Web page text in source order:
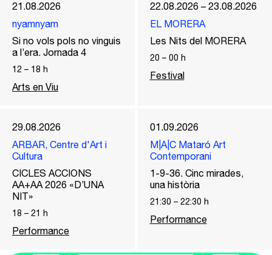
21.08.2026
nyamnyam
Si no vols pols no vinguis
a l’era. Jornada 4
12 – 18 h
Arts en Viu
22.08.2026 – 23.08.2026
EL MORERA
Les Nits del MORERA
20 – 00 h
Festival
29.08.2026
ARBAR, Centre d'Art i
Cultura
CICLES ACCIONS
AA+AA 2026 «D’UNA
NIT»
18 – 21 h
Performance
01.09.2026
M|A|C Mataró Art
Contemporani
1-9-36. Cinc mirades,
una història
21:30 – 22:30 h
Performance